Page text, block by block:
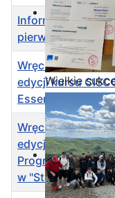
Wielkie
ze Staszica
CISCO!
Informatycy z
pierwszym
Wręczenie
edycji kursu
Essentials" w
Wręczenie
edycji kursu
Programming
w "Staszicu"